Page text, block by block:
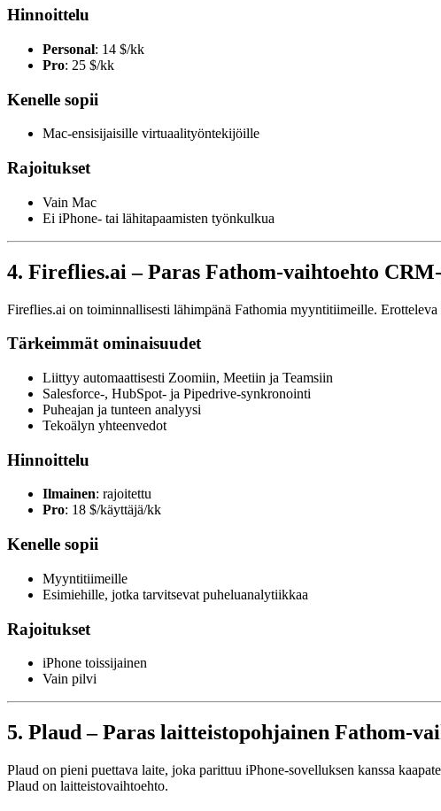
Hinnoittelu
Personal: 14 $/kk
Pro: 25 $/kk
Kenelle sopii
Mac-ensisijaisille virtuaalityöntekijöille
Rajoitukset
Vain Mac
Ei iPhone- tai lähitapaamisten työnkulkua
4. Fireflies.ai – Paras Fathom-vaihtoehto
Fireflies.ai on toiminnallisesti lähimpänä Fathomia myyntitiimeille.
Tärkeimmät ominaisuudet
Liittyy automaattisesti Zoomiin, Meetiin ja Teamsiin
Salesforce-, HubSpot- ja Pipedrive-synkronointi
Puheajan ja tunteen analyysi
Tekoälyn yhteenvedot
Hinnoittelu
Ilmainen: rajoitettu
Pro: 18 $/käyttäjä/kk
Kenelle sopii
Myyntitiimeille
Esimiehille, jotka tarvitsevat puheluanalytiikkaa
Rajoitukset
iPhone toissijainen
Vain pilvi
5. Plaud – Paras laitteistopohjainen Fathom-
Plaud on pieni puettava laite, joka parittuu iPhone-sovelluksen kanssa
Plaud on laitteistovaihtoehto.